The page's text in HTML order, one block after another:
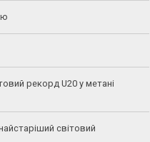
рекорд U20 у метані
світовий